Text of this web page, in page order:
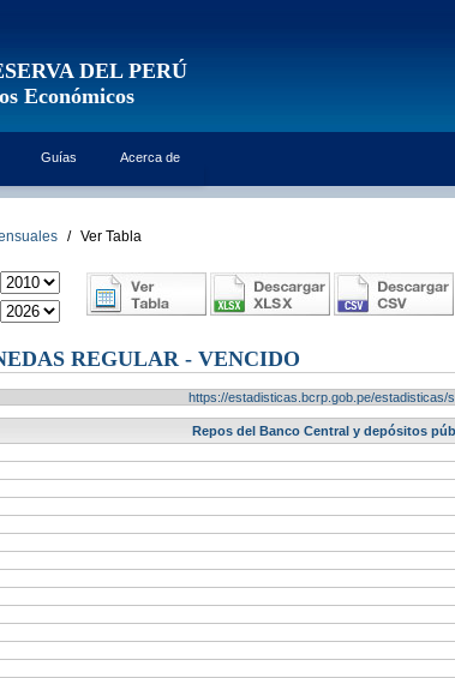
DEL PERÚ
Económicos
Guías Acerca de
/ Ver Tabla
REGULAR - VENCIDO
https://estadisticas.bcrp.gob.pe/estadisticas/
Repos del Banco Central y depósitos